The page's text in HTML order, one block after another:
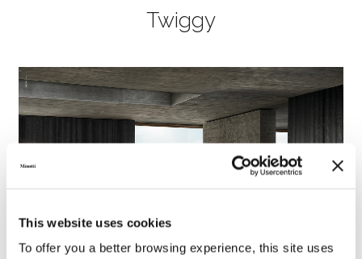
This website uses cookies
To offer you a better browsing experience, this site uses
Twiggy